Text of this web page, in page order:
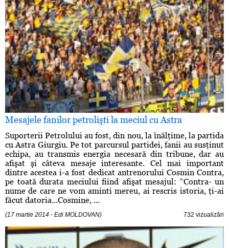
Mesajele fanilor petrolişti la meciul cu Astra
Suporterii Petrolului au fost, din nou, la înălţime, la partida
cu Astra Giurgiu. Pe tot parcursul partidei, fanii au susţinut
echipa, au transmis energia necesară din tribune, dar au
afişat şi câteva mesaje interesante. Cel mai important
dintre acestea i-a fost dedicat antrenorului Cosmin Contra,
pe toată durata meciului fiind afişat mesajul: “Contra- un
nume de care ne vom aminti mereu, ai rescris istoria, ţi-ai
făcut datoria...Cosmine, ...
(17 martie 2014 - Edi MOLDOVAN) 732 vizualizări